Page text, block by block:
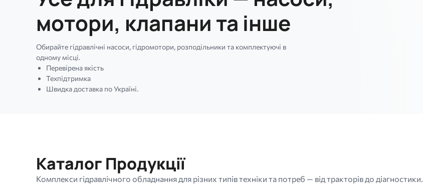
мотори, клапани та інше
Обирайте гідравлічні насоси, гідромотори, розподільники та комплектуючі в
одному місці.
Перевірена якість
Техпідтримка
Швидка доставка по Україні.
Каталог Продукції
Комплекси гідравлічного обладнання для різних типів техніки та потреб — від тракторів до діагностики.